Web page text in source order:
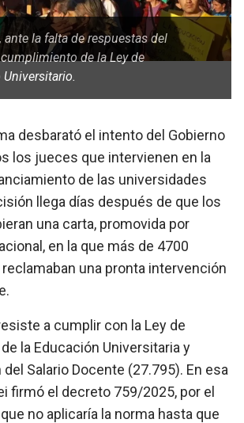
ante la falta de respuestas del
de la Ley de
desbarató el intento del Gobierno
los jueces que intervienen en la
de las universidades
llega días después de que los
una carta, promovida por
en la que más de 4700
una pronta intervención
a cumplir con la Ley de
la Educación Universitaria y
Salario Docente (27.795). En esa
firmó el decreto 759/2025, por el
no aplicaría la norma hasta que